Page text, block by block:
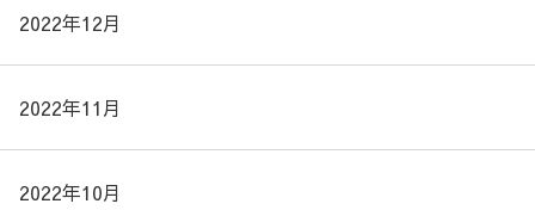
2022年12月
2022年11月
2022年10月